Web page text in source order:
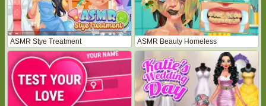
ASMR Stye Treatment ASMR Beauty Homeless